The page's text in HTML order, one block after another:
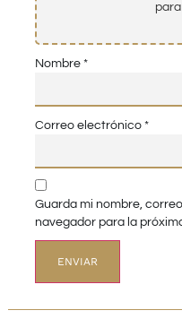
Nombre *
Correo electrónico *
Guarda mi nombre,
navegador para la